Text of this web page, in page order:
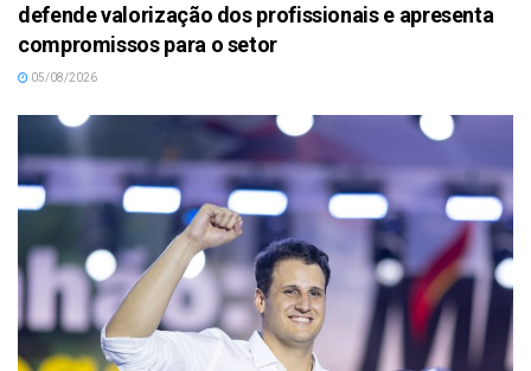
defende valorização dos profissionais e apresenta
compromissos para o setor
05/08/2026